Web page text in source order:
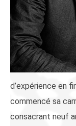
d’expérience en
commencé sa
consacrant neuf